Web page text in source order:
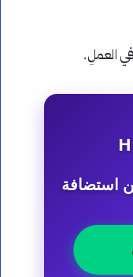
في العملِ.
20% من استضافة